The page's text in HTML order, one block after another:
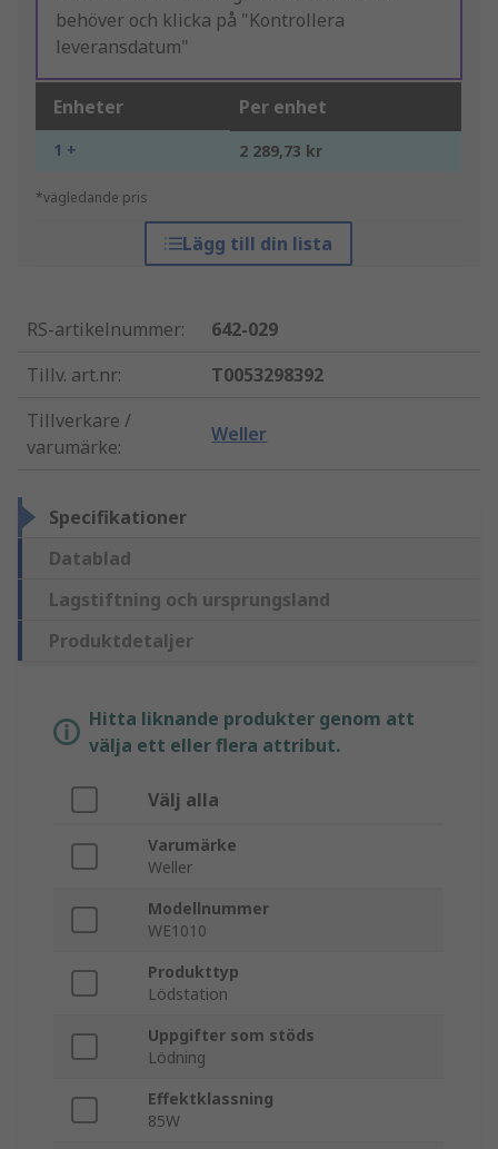
behöver och klicka på "Kontrollera
leveransdatum"
Enheter Per enhet
1 + 2 289,73 kr
*vägledande pris
Lägg till din lista
RS-artikelnummer:
642-029
Tillv. art.nr:
T0053298392
Tillverkare /
varumärke:
Weller
Specifikationer
Datablad
Lagstiftning och ursprungsland
Produktdetaljer
Hitta liknande produkter genom att
välja ett eller flera attribut.
Välj alla
Varumärke
Weller
Modellnummer
WE1010
Produkttyp
Lödstation
Uppgifter som stöds
Lödning
Effektklassning
85W